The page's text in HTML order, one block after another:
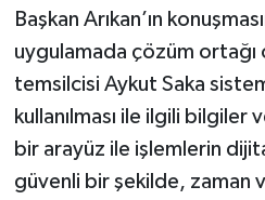
Başkan Arıkan’ın
uygulamada çözüm ortağı
temsilcisi Aykut Saka
kullanılması ile ilgili bilgiler
bir arayüz ile işlemlerin
güvenli bir şekilde, zaman